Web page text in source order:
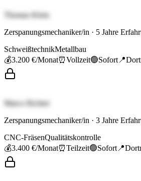
Thomas Klein
Zerspanungsmechaniker/in · 5 Jahre
SchweißtechnikMetallbau
💰3.200 €/Monat⏰Vollzeit🟢Sofort 📍
Marco Richter
Zerspanungsmechaniker/in · 3 Jahre
CNC-FräsenQualitätskontrolle
💰3.400 €/Monat⏰Teilzeit🟢Sofort 📍